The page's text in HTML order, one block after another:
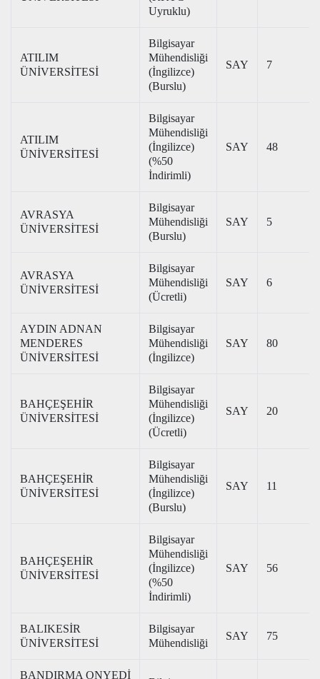
Uyruklu)
ATILIM
ÜNİVERSİTESİ
Bilgisayar
Mühendisliği
(İngilizce)
(Burslu)
SAY 7
ATILIM
ÜNİVERSİTESİ
Bilgisayar
Mühendisliği
(İngilizce)
(%50
İndirimli)
SAY 48
AVRASYA
ÜNİVERSİTESİ
Bilgisayar
Mühendisliği
(Burslu)
SAY 5
AVRASYA
ÜNİVERSİTESİ
Bilgisayar
Mühendisliği
(Ücretli)
SAY 6
AYDIN ADNAN
MENDERES
ÜNİVERSİTESİ
Bilgisayar
Mühendisliği
(İngilizce)
SAY 80
BAHÇEŞEHİR
ÜNİVERSİTESİ
Bilgisayar
Mühendisliği
(İngilizce)
(Ücretli)
SAY 20
BAHÇEŞEHİR
ÜNİVERSİTESİ
Bilgisayar
Mühendisliği
(İngilizce)
(Burslu)
SAY 11
BAHÇEŞEHİR
ÜNİVERSİTESİ
Bilgisayar
Mühendisliği
(İngilizce)
(%50
İndirimli)
SAY 56
BALIKESİR
ÜNİVERSİTESİ
Bilgisayar
Mühendisliği
SAY 75
BANDIRMA ONYEDİ